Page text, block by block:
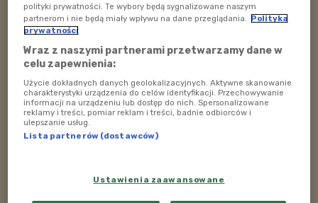
Foto: pixabay.com/domena publiczna
język polski
frazeologia znaczenie wyrazów
ZOBACZ TAKŻE
polityki prywatności. Te wybory będą sygnalizowane naszym
partnerom i nie będą miały wpływu na dane przeglądania. Polityka
prywatności
Wraz z naszymi partnerami przetwarzamy dane w
celu zapewnienia:
Użycie dokładnych danych geolokalizacyjnych. Aktywne skanowanie
charakterystyki urządzenia do celów identyfikacji. Przechowywanie
informacji na urządzeniu lub dostęp do nich. Spersonalizowane
reklamy i treści, pomiar reklam i treści, badnie odbiorców i
ulepszanie usług.
Lista partnerów (dostawców)
Ustawienia zaawansowane